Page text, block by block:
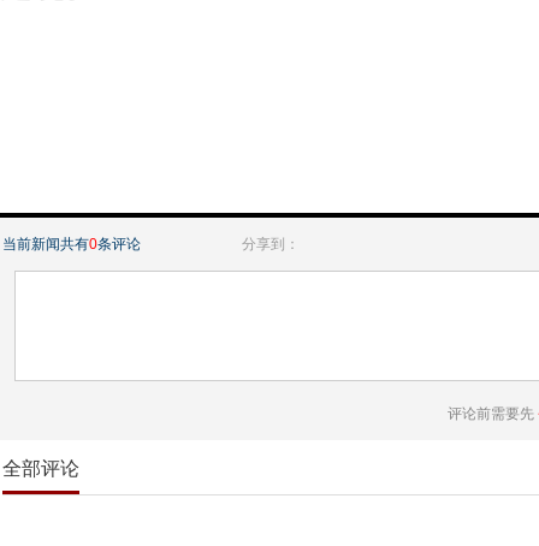
当前新闻共有0条评论 分享到：
评论前需要先
全部评论